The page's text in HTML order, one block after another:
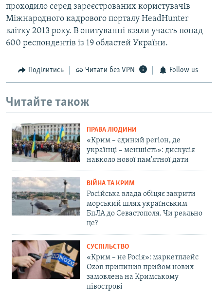
проходило серед зареєстрованих користувачів
Міжнародного кадрового порталу HeadHunter
влітку 2013 року. В опитуванні взяли участь понад
600 респондентів із 19 областей України.
Поділитись Читати без VPN Follow us
Читайте також
ПРАВА ЛЮДИНИ
«Крим – єдиний регіон, де
українці – меншість»: дискусія
навколо нової пам'ятної дати
ВІЙНА ТА КРИМ
Російська влада обіцяє закрити
морський шлях українським
БпЛА до Севастополя. Чи реально
це?
СУСПІЛЬСТВО
«Крим – не Росія»: маркетплейс
Ozon припинив прийом нових
замовлень на Кримському
півострові